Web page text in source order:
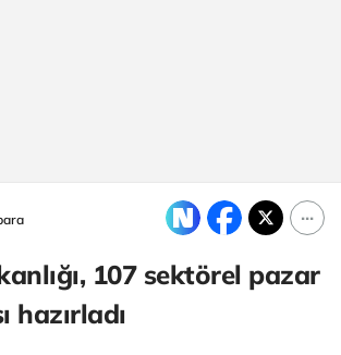
107 sektörel pazar
hazırladı